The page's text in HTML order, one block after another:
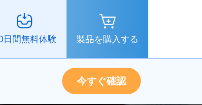
日間無料体験 製品を購入する
今すぐ確認